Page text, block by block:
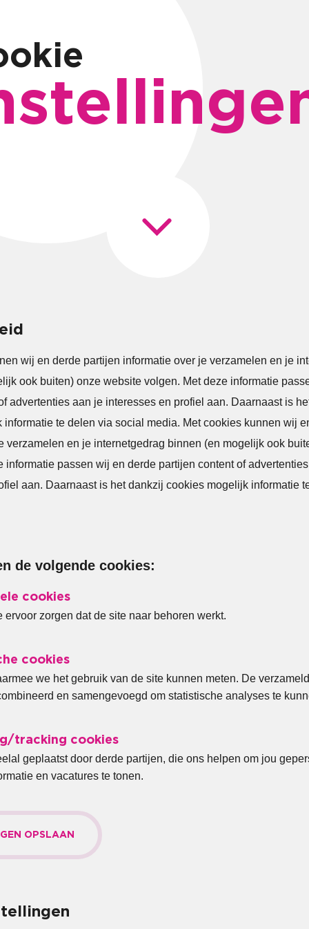
wij en derde partijen informatie over je verzamelen en je
ook buiten) onze website volgen. Met deze informatie
advertenties aan je interesses en profiel aan. Daarnaast is
informatie te delen via social media. Met cookies kunnen wij
verzamelen en je internetgedrag binnen (en mogelijk ook
informatie passen wij en derde partijen content of
aan. Daarnaast is het dankzij cookies mogelijk informatie
de volgende cookies:
cookies
ervoor zorgen dat de site naar behoren werkt.
cookies
we het gebruik van de site kunnen meten. De
en samengevoegd om statistische analyses te
tracking cookies
geplaatst door derde partijen, die ons helpen om jou
en vacatures te tonen.
OPSLAAN